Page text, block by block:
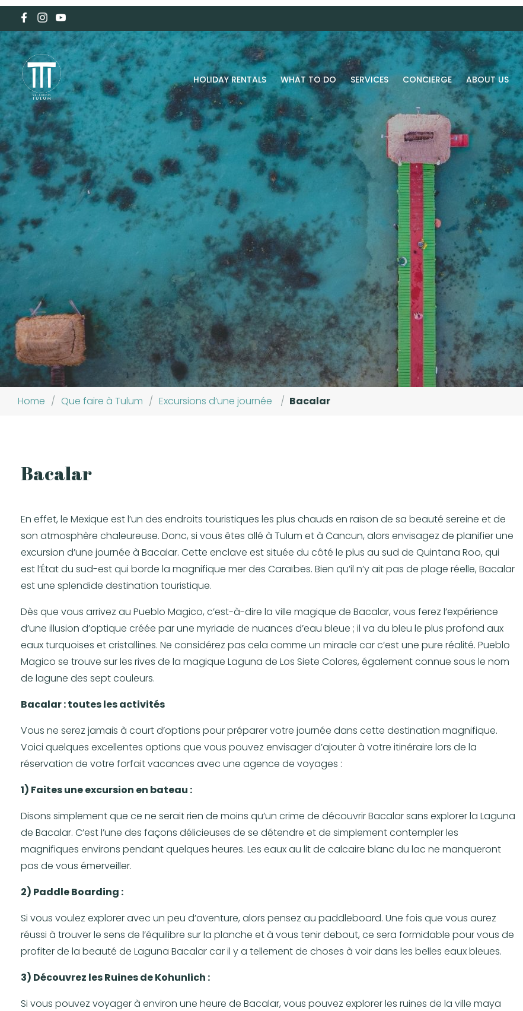
HOLIDAY RENTALS WHAT TO DO SERVICES CONCIERGE ABOUT US
Home / Que faire à Tulum / Excursions d’une journée / Bacalar
Bacalar
En effet, le Mexique est l’un des endroits touristiques les plus chauds en raison de sa beauté sereine et de
son atmosphère chaleureuse. Donc, si vous êtes allé à Tulum et à Cancun, alors envisagez de planifier une
excursion d’une journée à Bacalar. Cette enclave est située du côté le plus au sud de Quintana Roo, qui
est l’État du sud-est qui borde la magnifique mer des Caraïbes. Bien qu’il n’y ait pas de plage réelle, Bacalar
est une splendide destination touristique.
Dès que vous arrivez au Pueblo Magico, c’est-à-dire la ville magique de Bacalar, vous ferez l’expérience
d’une illusion d’optique créée par une myriade de nuances d’eau bleue ; il va du bleu le plus profond aux
eaux turquoises et cristallines. Ne considérez pas cela comme un miracle car c’est une pure réalité. Pueblo
Magico se trouve sur les rives de la magique Laguna de Los Siete Colores, également connue sous le nom
de lagune des sept couleurs.
Bacalar : toutes les activités
Vous ne serez jamais à court d’options pour préparer votre journée dans cette destination magnifique.
Voici quelques excellentes options que vous pouvez envisager d’ajouter à votre itinéraire lors de la
réservation de votre forfait vacances avec une agence de voyages :
1) Faites une excursion en bateau :
Disons simplement que ce ne serait rien de moins qu’un crime de découvrir Bacalar sans explorer la Laguna
de Bacalar. C’est l’une des façons délicieuses de se détendre et de simplement contempler les
magnifiques environs pendant quelques heures. Les eaux au lit de calcaire blanc du lac ne manqueront
pas de vous émerveiller.
2) Paddle Boarding :
Si vous voulez explorer avec un peu d’aventure, alors pensez au paddleboard. Une fois que vous aurez
réussi à trouver le sens de l’équilibre sur la planche et à vous tenir debout, ce sera formidable pour vous de
profiter de la beauté de Laguna Bacalar car il y a tellement de choses à voir dans les belles eaux bleues.
3) Découvrez les Ruines de Kohunlich :
Si vous pouvez voyager à environ une heure de Bacalar, vous pouvez explorer les ruines de la ville maya